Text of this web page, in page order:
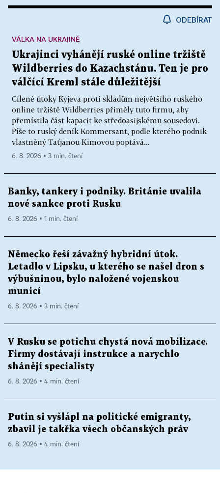
ODEBÍRAT
Ukrajinci vyhánějí ruské online tržiště
Wildberries do Kazachstánu. Ten je pro
válčící Kreml stále důležitější
Cílené útoky Kyjeva proti skladům největšího ruského
online tržiště Wildberries přiměly tuto firmu, aby
přemístila část kapacit ke středoasijskému sousedovi.
Píše to ruský deník Kommersant, podle kterého podnik
vlastněný Taťjanou Kimovou poptává...
VÁLKA NA UKRAJINĚ
6. 8. 2026 ▪ 3 min. čtení
Banky, tankery i podniky. Británie uvalila
nové sankce proti Rusku
6. 8. 2026 ▪ 1 min. čtení
Německo řeší závažný hybridní útok.
Letadlo v Lipsku, u kterého se našel dron s
výbušninou, bylo naložené vojenskou
municí
6. 8. 2026 ▪ 3 min. čtení
V Rusku se potichu chystá nová mobilizace.
Firmy dostávají instrukce a narychlo
shánějí specialisty
6. 8. 2026 ▪ 4 min. čtení
Putin si vyšlápl na politické emigranty,
zbavil je takřka všech občanských práv
6. 8. 2026 ▪ 4 min. čtení